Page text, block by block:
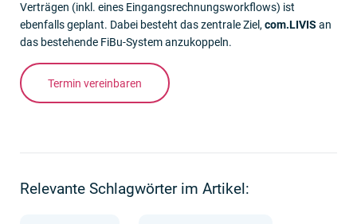
Verträgen (inkl. eines Eingangsrechnungsworkflows) ist
ebenfalls geplant. Dabei besteht das zentrale Ziel,com.LIVIS an
das bestehende FiBu-System anzukoppeln.
Termin vereinbaren
Relevante Schlagwörter im Artikel: